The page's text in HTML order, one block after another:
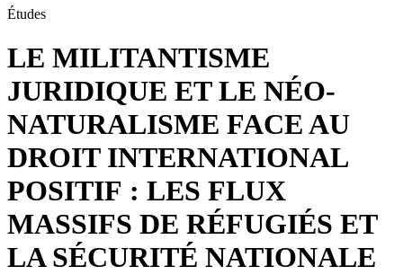
Études
LE MILITANTISME
JURIDIQUE ET LE NÉO-
NATURALISME FACE AU
DROIT INTERNATIONAL
POSITIF : LES FLUX
MASSIFS DE RÉFUGIÉS ET
LA SÉCURITÉ NATIONALE